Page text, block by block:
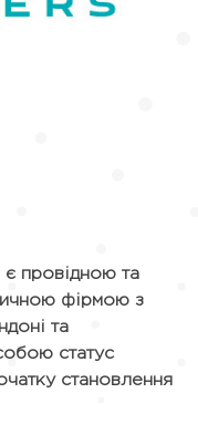
є провідною та
фірмою з
та
статус
становлення